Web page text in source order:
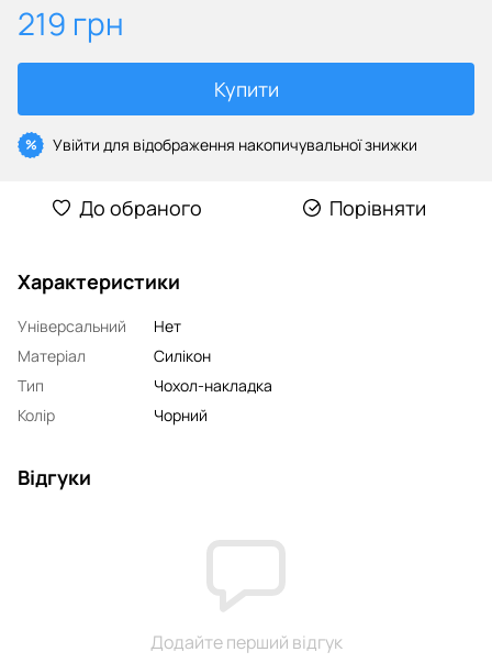
219 грн
Купити
% Увійти для відображення накопичувальної знижки
До обраного Порівняти
Характеристики
Універсальний
Нет
Матеріал
Силікон
Тип
Чохол-накладка
Колір
Чорний
Відгуки
Додайте перший відгук